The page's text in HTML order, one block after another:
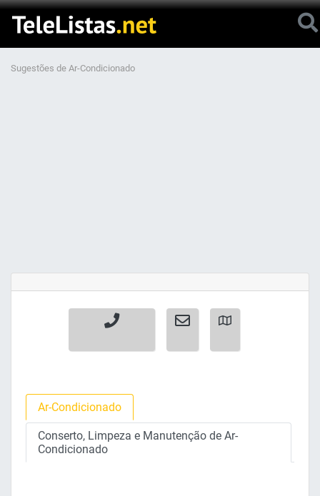
Sugestões de Ar-Condicionado
Ar-Condicionado
Conserto, Limpeza e Manutenção de Ar-
Condicionado